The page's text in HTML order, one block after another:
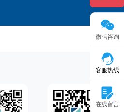
微信咨询
客服热线
在线留言